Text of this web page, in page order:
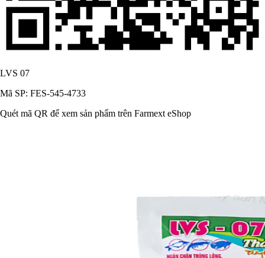
LVS 07
Mã SP: FES-545-4733
Quét mã QR để xem sản phẩm trên Farmext eShop